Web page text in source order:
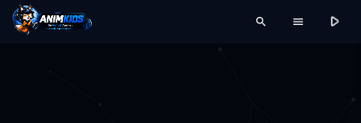
search menu play_arrow